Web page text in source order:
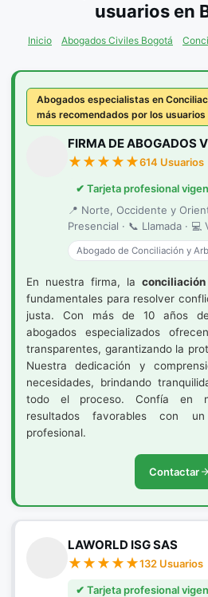
usuarios en
Inicio Abogados Civiles Bogotá
Abogados especialistas en
más recomendados por los usuarios
FIRMA DE ABOGADOS
614 Usuarios
✔ Tarjeta profesional
📍 Norte, Occidente y
Presencial · 📞 Llamada · 💻
Abogado de Conciliación y
En nuestra firma, la
fundamentales para resolver
justa. Con más de 10 años
abogados especializados
transparentes, garantizando la
Nuestra dedicación y
necesidades, brindando
todo el proceso. Confía en
resultados favorables con
profesional.
Contactar
LAWORLD ISG SAS
132 Usuarios
✔ Tarjeta profesional